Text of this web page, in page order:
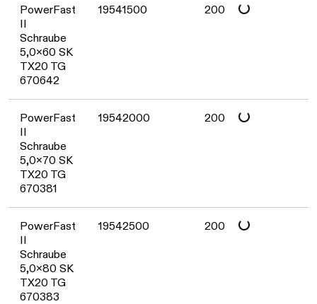
PowerFast
II
Schraube
5,0x60 SK
TX20 TG
670642
19541500 200
Daten werden geladen. Bitte warten...
PowerFast
II
Schraube
5,0x70 SK
TX20 TG
670381
19542000 200
Daten werden geladen. Bitte warten...
PowerFast
II
Schraube
5,0x80 SK
TX20 TG
670383
19542500 200
Daten werden geladen. Bitte warten...